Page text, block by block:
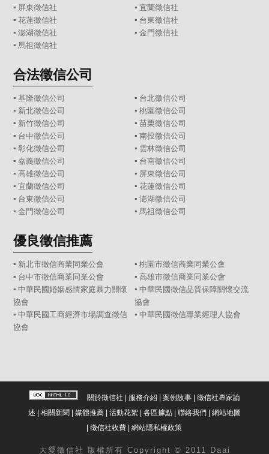
▪ 屏東徵信社 ▪ 宜蘭徵信社
▪花蓮徵信社 ▪ 台東徵信社
▪澎湖徵信社 ▪ 金門徵信社
▪ 馬祖徵信社
合法徵信公司
▪基隆徵信公司 ▪ 台北徵信公司
▪ 新北徵信公司 ▪ 桃園徵信公司
▪ 新竹徵信公司 ▪ 苗栗徵信公司
▪ 台中徵信公司 ▪ 南投徵信公司
▪彰化徵信公司 ▪ 雲林徵信公司
▪嘉義徵信公司 ▪ 台南徵信公司
▪高雄徵信公司 ▪ 屏東徵信公司
▪宜蘭徵信公司 ▪ 花蓮徵信公司
▪ 台東徵信公司 ▪ 澎湖徵信公司
▪金門徵信公司 ▪ 馬祖徵信公司
優良徵信推薦
▪ 新北市徵信商業同業公會
▪ 桃園市徵信商業同業公會
▪ 台中市徵信商業同業公會
▪ 高雄市徵信商業同業公會
▪ 中華民國婚姻感情家庭暴力關懷
協會
▪ 中華民國徵信品質保障關懷交流
協會
▪ 中華民國工商經濟市場調查徵信
協會
▪ 中華民國徵信專業經理人協會
關於徵信社 | 服務介紹| 案例故事| 徵信社專家論
述 | 相關新聞 | 媒體推薦| 活動花絮| 各區據點| 聯絡我們| 網站地圖
|徵信社收費 |網站隱私權政策
大愛 徵信社 版權所有 Copyright © 2011 Daai